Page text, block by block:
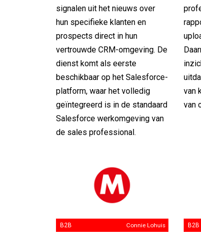
signalen uit het nieuws over
hun specifieke klanten en
prospects direct in hun
vertrouwde CRM-omgeving. De
dienst komt als eerste
beschikbaar op het Salesforce-
platform, waar het volledig
geïntegreerd is in de standaard
Salesforce werkomgeving van
de sales professional.
van
van
B2B Connie Lohuis B2B